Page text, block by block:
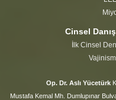
Cinsel
İlk Cinsel
Op. Dr. Aslı Yücetürk
Mustafa Kemal Mh. Dumlupınar